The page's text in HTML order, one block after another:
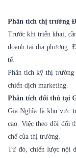
Phân tích thị trường
Trước khi triển khai,
doanh tại địa phương.
tế.
Phân tích kỹ thị trường
chiến dịch marketing.
Phân tích đối thủ tại
Gia Nghĩa là khu vực
cao. Việc theo dõi đối
chế của thị trường.
Từ đó, chiến lược nội